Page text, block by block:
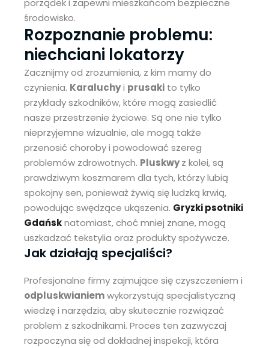
porządek i zapewni mieszkańcom bezpieczne
środowisko.
Rozpoznanie problemu:
niechciani lokatorzy
Zacznijmy od zrozumienia, z kim mamy do
czynienia. Karaluchyi prusaki to tylko
przykłady szkodników, które mogą zasiedlić
nasze przestrzenie życiowe. Są one nie tylko
nieprzyjemne wizualnie, ale mogą także
przenosić choroby i powodować szereg
problemów zdrowotnych. Pluskwyz kolei, są
prawdziwym koszmarem dla tych, którzy lubią
spokojny sen, ponieważ żywią się ludzką krwią,
powodując swędzące ukąszenia. Gryzki psotniki
Gdańsknatomiast, choć mniej znane, mogą
uszkadzać tekstylia oraz produkty spożywcze.
Jak działają specjaliści?
Profesjonalne firmy zajmujące się czyszczeniem i
odpluskwianiemwykorzystują specjalistyczną
wiedzę i narzędzia, aby skutecznie rozwiązać
problem z szkodnikami. Proces ten zazwyczaj
rozpoczyna się od dokładnej inspekcji, która